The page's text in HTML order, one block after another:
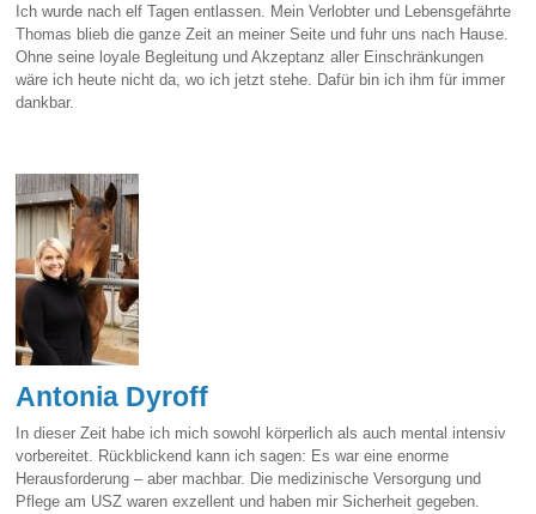
Ich wurde nach elf Tagen entlassen. Mein Verlobter und Lebensgefährte
Thomas blieb die ganze Zeit an meiner Seite und fuhr uns nach Hause.
Ohne seine loyale Begleitung und Akzeptanz aller Einschränkungen
wäre ich heute nicht da, wo ich jetzt stehe. Dafür bin ich ihm für immer
dankbar.
Antonia Dyroff
In dieser Zeit habe ich mich sowohl körperlich als auch mental intensiv
vorbereitet. Rückblickend kann ich sagen: Es war eine enorme
Herausforderung – aber machbar. Die medizinische Versorgung und
Pflege am USZ waren exzellent und haben mir Sicherheit gegeben.